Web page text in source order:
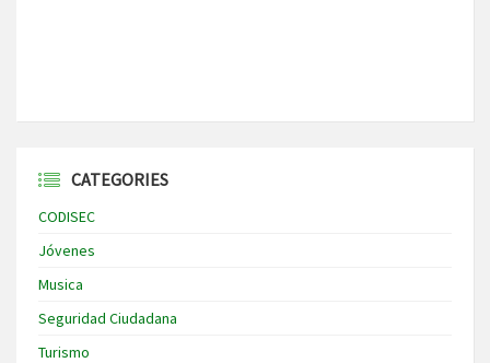
CATEGORIES
CODISEC
Jóvenes
Musica
Seguridad Ciudadana
Turismo